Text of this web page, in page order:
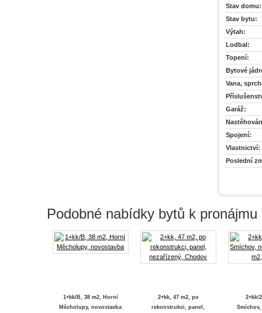
Stav domu:
Stav bytu:
Výtah:
Lodbal:
Topení:
Bytové
Vana,
Garáž:
Spojení:
Vlastnictví:
Poslední
Podobné nabídky bytů k pronájmu
1+kk/B, 38 m2, Horní
Měcholupy, novostavba
2+kk, 47 m2, po
rekonstrukci, panel,
2+kk/